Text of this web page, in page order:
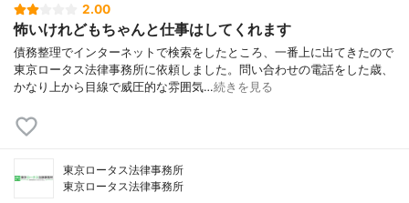
2.00
怖いけれどもちゃんと仕事はしてくれます
債務整理でインターネットで検索をしたところ、一番上に出てきたので
東京ロータス法律事務所に依頼しました。問い合わせの電話をした歳、
かなり上から目線で威圧的な雰囲気…続きを見る
東京ロータス法律事務所
東京ロータス法律事務所